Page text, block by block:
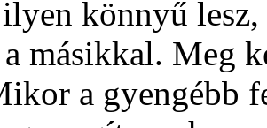
könnyű lesz,
másikkal. Meg
a gyengébb